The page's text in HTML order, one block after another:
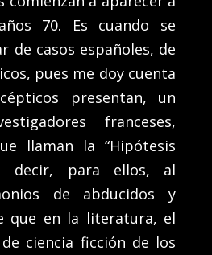
70. Es cuando se
de casos españoles, de
pues me doy cuenta
presentan, un
franceses,
llaman la “Hipótesis
decir, para ellos, al
de abducidos y
que en la literatura, el
ciencia ficción de los